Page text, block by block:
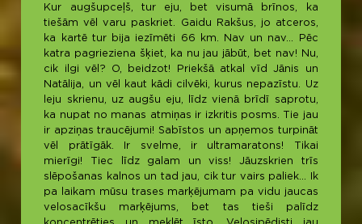
Kur augšupceļš, tur eju, bet visumā brīnos, ka
tiešām vēl varu paskriet. Gaidu Rakšus, jo atceros,
ka kartē tur bija iezīmēti 66 km. Nav un nav… Pēc
katra pagrieziena šķiet, ka nu jau jābūt, bet nav! Nu,
cik ilgi vēl? O, beidzot! Priekšā atkal vīd Jānis un
Natālija, un vēl kaut kādi cilvēki, kurus nepazīstu. Uz
leju skrienu, uz augšu eju, līdz vienā brīdī saprotu,
ka nupat no manas atmiņas ir izkritis posms. Tie jau
ir apziņas traucējumi! Sabīstos un apņemos turpināt
vēl prātīgāk. Ir svelme, ir ultramaratons! Tikai
mierīgi! Tiec līdz galam un viss! Jāuzskrien trīs
slēpošanas kalnos un tad jau, cik tur vairs paliek… Ik
pa laikam mūsu trases marķējumam pa vidu jaucas
velosacīkšu marķējums, bet tas tieši palīdz